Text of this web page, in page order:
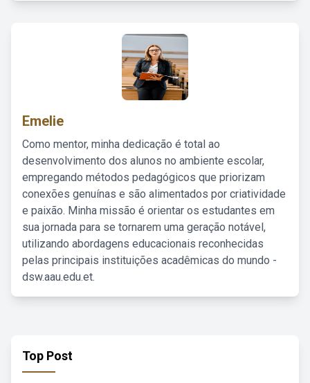
Emelie
Como mentor, minha dedicação é total ao
desenvolvimento dos alunos no ambiente escolar,
empregando métodos pedagógicos que priorizam
conexões genuínas e são alimentados por criatividade
e paixão. Minha missão é orientar os estudantes em
sua jornada para se tornarem uma geração notável,
utilizando abordagens educacionais reconhecidas
pelas principais instituições acadêmicas do mundo -
dsw.aau.edu.et.
Top Post